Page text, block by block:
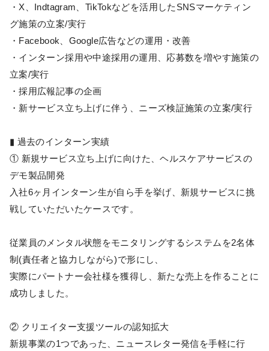
・X、Indtagram、TikTokなどを活用したSNSマーケティン
グ施策の立案/実行
・Facebook、Google広告などの運用・改善
・インターン採用や中途採用の運用、応募数を増やす施策の
立案/実行
・採用広報記事の企画
・新サービス立ち上げに伴う、ニーズ検証施策の立案/実行
▮ 過去のインターン実績
① 新規サービス立ち上げに向けた、ヘルスケアサービスの
デモ製品開発
入社6ヶ月インターン生が自ら手を挙げ、新規サービスに挑
戦していただいたケースです。
従業員のメンタル状態をモニタリングするシステムを2名体
制(責任者と協力しながら)で形にし、
実際にパートナー会社様を獲得し、新たな売上を作ることに
成功しました。
② クリエイター支援ツールの認知拡大
新規事業の1つであった、ニュースレター発信を手軽に行